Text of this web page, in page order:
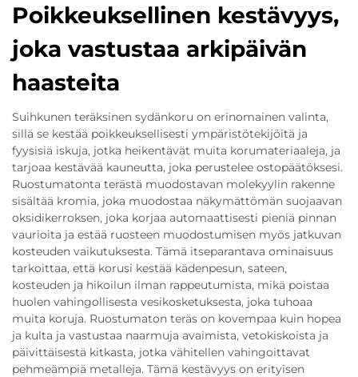
Poikkeuksellinen kestävyys,
joka vastustaa arkipäivän
haasteita
Suihkunen teräksinen sydänkoru on erinomainen valinta,
sillä se kestää poikkeuksellisesti ympäristötekijöitä ja
fyysisiä iskuja, jotka heikentävät muita korumateriaaleja, ja
tarjoaa kestävää kauneutta, joka perustelee ostopäätöksesi.
Ruostumatonta terästä muodostavan molekyylin rakenne
sisältää kromia, joka muodostaa näkymättömän suojaavan
oksidikerroksen, joka korjaa automaattisesti pieniä pinnan
vaurioita ja estää ruosteen muodostumisen myös jatkuvan
kosteuden vaikutuksesta. Tämä itseparantava ominaisuus
tarkoittaa, että korusi kestää kädenpesun, sateen,
kosteuden ja hikoilun ilman rappeutumista, mikä poistaa
huolen vahingollisesta vesikosketuksesta, joka tuhoaa
muita koruja. Ruostumaton teräs on kovempaa kuin hopea
ja kulta ja vastustaa naarmuja avaimista, vetokiskoista ja
päivittäisestä kitkasta, jotka vähitellen vahingoittavat
pehmeämpiä metalleja. Tämä kestävyys on erityisen